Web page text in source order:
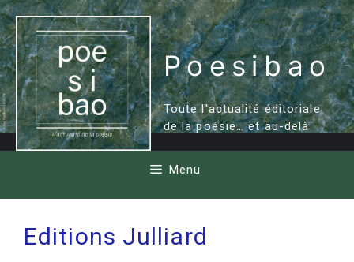
Aller
au
contenu
Poesibao
Toute l'actualité éditoriale
de la poésie… et au-delà
Menu
Editions Julliard